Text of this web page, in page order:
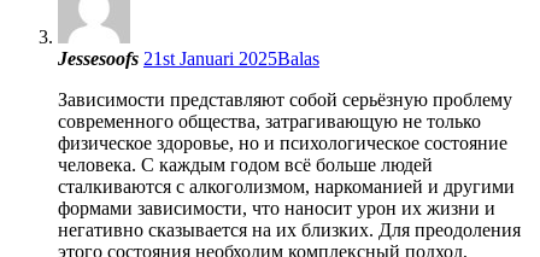
Jessesoofs 21st Januari 2025Balas
Зависимости представляют собой серьёзную проблему
современного общества, затрагивающую не только
физическое здоровье, но и психологическое состояние
человека. С каждым годом всё больше людей
сталкиваются с алкоголизмом, наркоманией и другими
формами зависимости, что наносит урон их жизни и
негативно сказывается на их близких. Для преодоления
этого состояния необходим комплексный подход,